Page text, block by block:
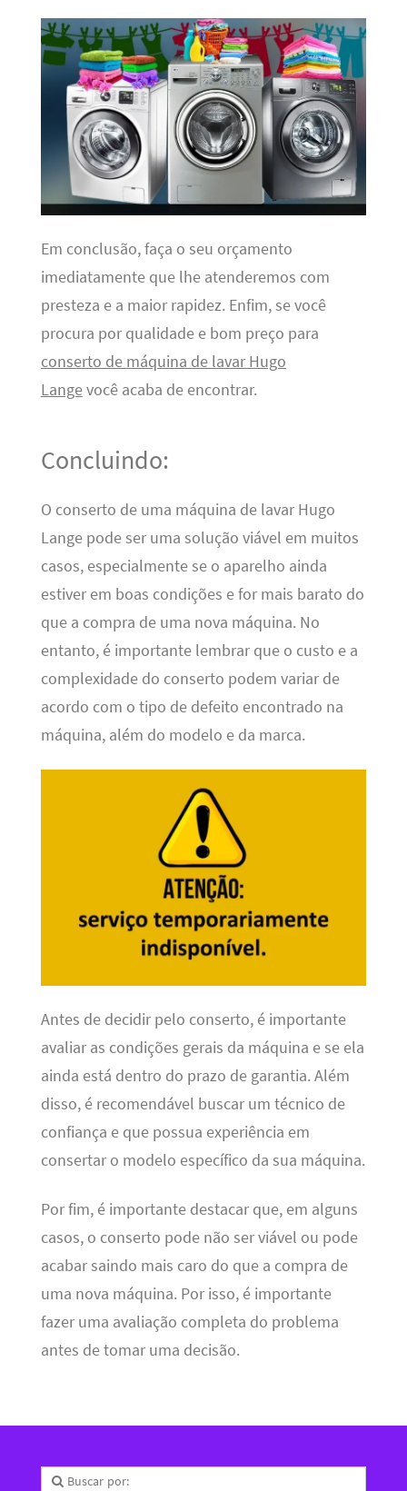
Em conclusão, faça o seu orçamento
imediatamente que lhe atenderemos com
presteza e a maior rapidez. Enfim, se você
procura por qualidade e bom preço para
conserto de máquina de lavar Hugo
Langevocê acaba de encontrar.
Concluindo:
O conserto de uma máquina de lavar Hugo
Lange pode ser uma solução viável em muitos
casos, especialmente se o aparelho ainda
estiver em boas condições e for mais barato do
que a compra de uma nova máquina. No
entanto, é importante lembrar que o custo e a
complexidade do conserto podem variar de
acordo com o tipo de defeito encontrado na
máquina, além do modelo e da marca.
Antes de decidir pelo conserto, é importante
avaliar as condições gerais da máquina e se ela
ainda está dentro do prazo de garantia. Além
disso, é recomendável buscar um técnico de
confiança e que possua experiência em
consertar o modelo específico da sua máquina.
Por fim, é importante destacar que, em alguns
casos, o conserto pode não ser viável ou pode
acabar saindo mais caro do que a compra de
uma nova máquina. Por isso, é importante
fazer uma avaliação completa do problema
antes de tomar uma decisão.